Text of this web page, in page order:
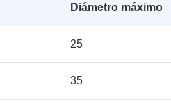
Diámetro máximo
25
35